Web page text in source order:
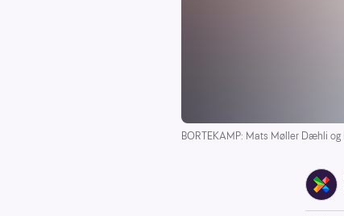
BORTEKAMP: Mats Møller Dæhli